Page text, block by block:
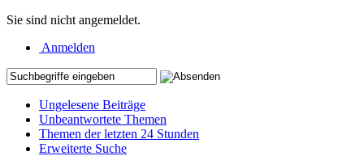
Sie sind nicht angemeldet.
Anmelden
Ungelesene Beiträge
Unbeantwortete Themen
Themen der letzten 24 Stunden
Erweiterte Suche